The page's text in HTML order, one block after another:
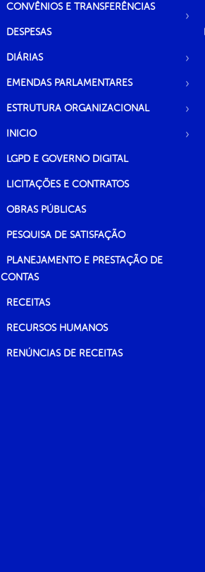
CONVÊNIOS E TRANSFERÊNCIAS
DESPESAS
DIÁRIAS
EMENDAS PARLAMENTARES
ESTRUTURA ORGANIZACIONAL
INICIO
LGPD E GOVERNO DIGITAL
LICITAÇÕES E CONTRATOS
OBRAS PÚBLICAS
PESQUISA DE SATISFAÇÃO
PLANEJAMENTO E PRESTAÇÃO DE
CONTAS
RECEITAS
RECURSOS HUMANOS
RENÚNCIAS DE RECEITAS